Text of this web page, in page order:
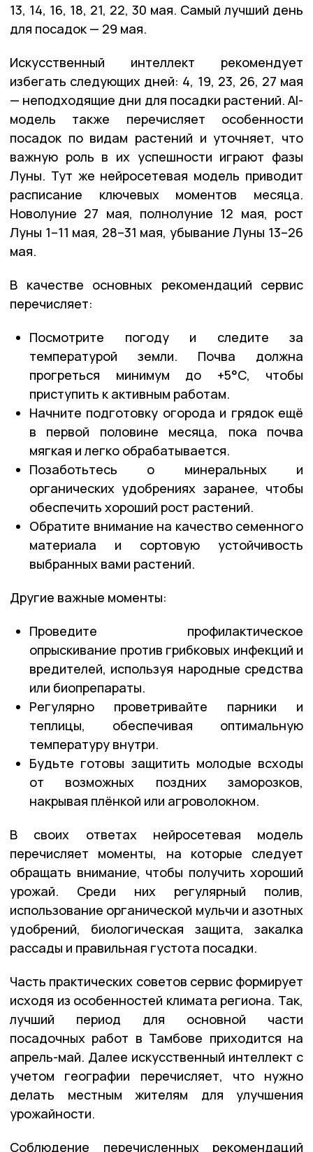
13, 14, 16, 18, 21, 22, 30 мая. Самый лучший день
для посадок — 29 мая.
Искусственный интеллект рекомендует
избегать следующих дней: 4, 19, 23, 26, 27 мая
— неподходящие дни для посадки растений. AI-
модель также перечисляет особенности
посадок по видам растений и уточняет, что
важную роль в их успешности играют фазы
Луны. Тут же нейросетевая модель приводит
расписание ключевых моментов месяца.
Новолуние 27 мая, полнолуние 12 мая, рост
Луны 1–11 мая, 28–31 мая, убывание Луны 13–26
мая.
В качестве основных рекомендаций сервис
перечисляет:
Посмотрите погоду и следите за
температурой земли. Почва должна
прогреться минимум до +5°С, чтобы
приступить к активным работам.
Начните подготовку огорода и грядок ещё
в первой половине месяца, пока почва
мягкая и легко обрабатывается.
Позаботьтесь о минеральных и
органических удобрениях заранее, чтобы
обеспечить хороший рост растений.
Обратите внимание на качество семенного
материала и сортовую устойчивость
выбранных вами растений.
Другие важные моменты:
Проведите профилактическое
опрыскивание против грибковых инфекций и
вредителей, используя народные средства
или биопрепараты.
Регулярно проветривайте парники и
теплицы, обеспечивая оптимальную
температуру внутри.
Будьте готовы защитить молодые всходы
от возможных поздних заморозков,
накрывая плёнкой или агроволокном.
В своих ответах нейросетевая модель
перечисляет моменты, на которые следует
обращать внимание, чтобы получить хороший
урожай. Среди них регулярный полив,
использование органической мульчи и азотных
удобрений, биологическая защита, закалка
рассады и правильная густота посадки.
Часть практических советов сервис формирует
исходя из особенностей климата региона. Так,
лучший период для основной части
посадочных работ в Тамбове приходится на
апрель-май. Далее искусственный интеллект с
учетом географии перечисляет, что нужно
делать местным жителям для улучшения
урожайности.
Соблюдение перечисленных рекомендаций